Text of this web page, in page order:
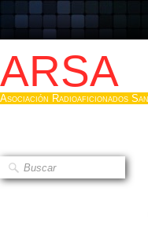
ARSA
Asociación Radioaficionados
Que es la ARSA